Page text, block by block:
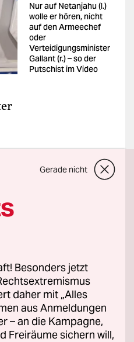
Nur auf Netanjahu (l.)
wolle er hören, nicht
auf den Armeechef
oder
Verteidigungsminister
Gallant (r.) – so der
Putschist im Video
Gerade nicht
Besonders jetzt
daher mit „Alles
aus Anmeldungen
– an die Kampagne,
Freiräume sichern will,